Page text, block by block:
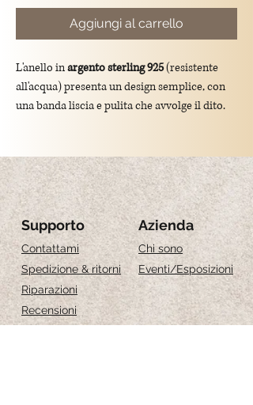
Aggiungi al carrello
L'anello inargento sterling 925(resistente
all'acqua) presenta un design semplice, con
una banda liscia e pulita che avvolge il dito.
abbinato ad altri gioielli.
Grandezza: Guida alle taglie
S 52
M 54
L 56
Supporto
Contattami
Spedizione & ritorni
Riparazioni
Recensioni
Azienda
Chi sono
Eventi/Esposizioni